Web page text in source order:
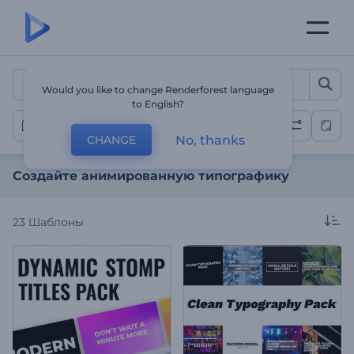
Создайте
Типографика
Создайте анимированную типографику
23 Шаблоны
Would you like to change Renderforest language
to English?
CHANGE No, thanks